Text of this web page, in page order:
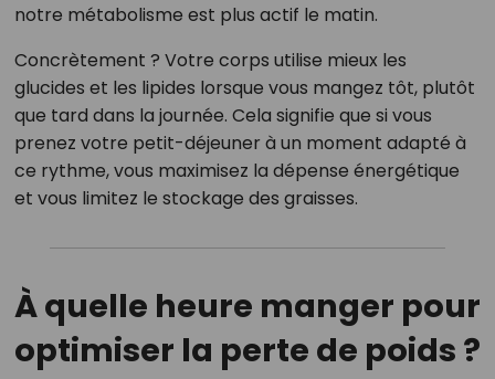
notre métabolisme est plus actif le matin.
Concrètement ? Votre corps utilise mieux les
glucides et les lipides lorsque vous mangez tôt, plutôt
que tard dans la journée. Cela signifie que si vous
prenez votre petit-déjeuner à un moment adapté à
ce rythme, vous maximisez la dépense énergétique
et vous limitez le stockage des graisses.
À quelle heure manger pour
optimiser la perte de poids ?